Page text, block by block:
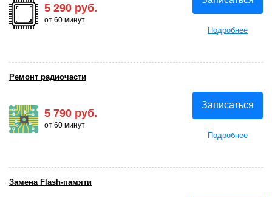
5 290 руб.
от 60 минут
Подробнее
5 790 руб.
от 60 минут
Записаться
Подробнее
Ремонт радиочасти
Замена Flash-памяти